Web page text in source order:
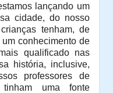
lançando um
cidade, do nosso
tenham, de
conhecimento de
qualificado nas
história, inclusive,
professores de
tinham uma fonte